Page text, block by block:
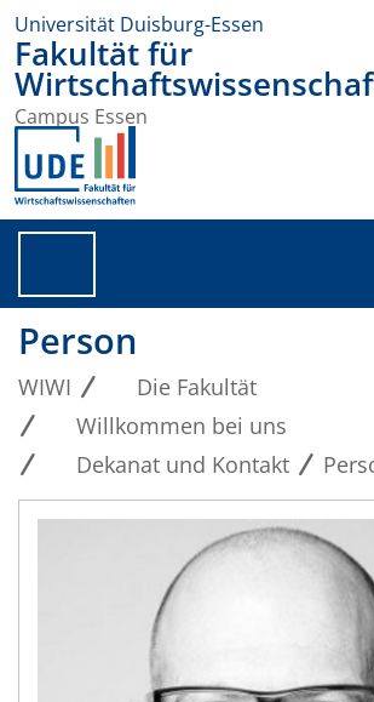
Universität Duisburg-Essen
Fakultät für
Campus Essen
Person
WIWI
Die Fakultät
Willkommen bei uns
Dekanat und Kontakt